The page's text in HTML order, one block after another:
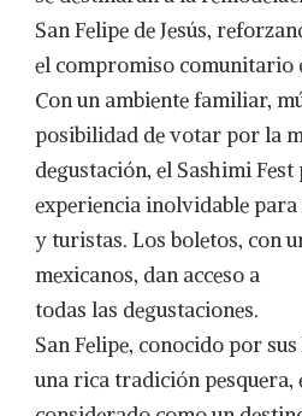
San Felipe de Jesús,
el compromiso comunitario
Con un ambiente familiar,
posibilidad de votar por la
degustación, el Sashimi
experiencia inolvidable para
y turistas. Los boletos, con
mexicanos, dan acceso a
todas las degustaciones.
San Felipe, conocido por
una rica tradición pesquera,